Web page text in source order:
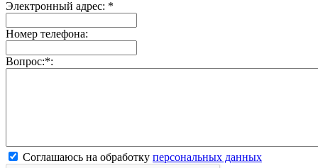
Электронный адрес: *
Номер телефона:
Вопрос:*:
Соглашаюсь на обработку персональных данных